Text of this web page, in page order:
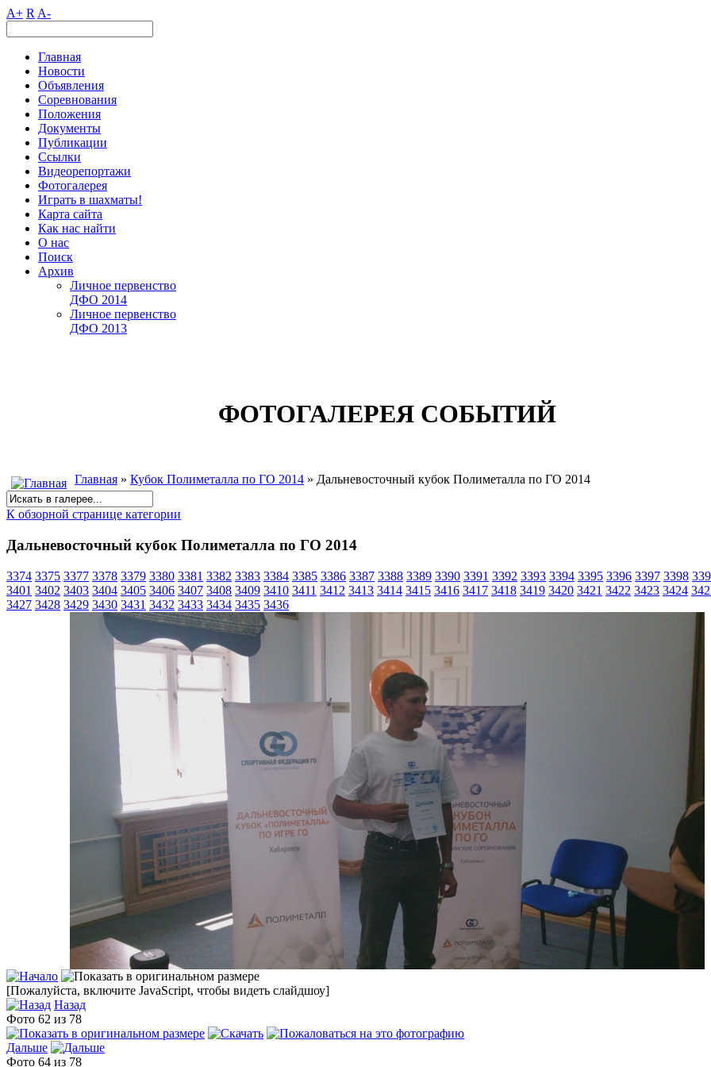
A+ R A-
Главная
Новости
Объявления
Соревнования
Положения
Документы
Публикации
Ссылки
Видеорепортажи
Фотогалерея
Играть в шахматы!
Карта сайта
Как нас найти
О нас
Поиск
Архив
Личное первенство
ДФО 2014
Личное первенство
ДФО 2013
ФОТОГАЛЕРЕЯ СОБЫТИЙ
Главная » Кубок Полиметалла по ГО 2014 » Дальневосточный кубок Полиметалла по ГО 2014
К обзорной странице категории
Дальневосточный кубок Полиметалла по ГО 2014
3374 3375 3377 3378 3379 3380 3381 3382 3383 3384 3385 3386 3387 3388 3389 3390 3391 3392 3393 3394 3395 3396 3397 3398
3401 3402 3403 3404 3405 3406 3407 3408 3409 3410 3411 3412 3413 3414 3415 3416 3417 3418 3419 3420 3421 3422 3423 3424
3427 3428 3429 3430 3431 3432 3433 3434 3435 3436
[Пожалуйста, включите JavaScript, чтобы видеть слайдшоу]
Назад
Фото 62 из 78
Дальше
Фото 64 из 78